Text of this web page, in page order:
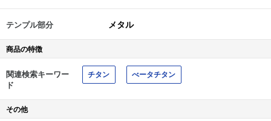
テンプル部分 メタル
商品の特徴
関連検索キーワー
ド
チタン べータチタン
その他